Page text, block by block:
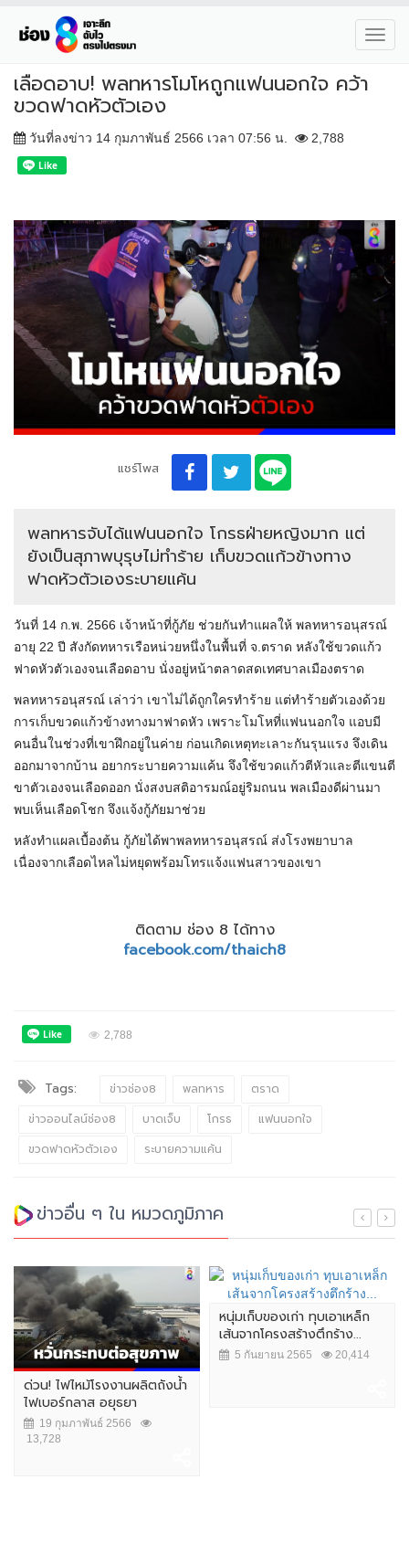
เลือดอาบ! พลทหารโมโหถูกแฟนนอกใจ คว้า
ขวดฟาดหัวตัวเอง
วันที่ลงข่าว 14 กุมภาพันธ์ 2566 เวลา 07:56 น. 2,788
แชร์โพส
พลทหารจับได้แฟนนอกใจ โกรธฝ่ายหญิงมาก แต่
ยังเป็นสุภาพบุรุษไม่ทำร้าย เก็บขวดแก้วข้างทาง
ฟาดหัวตัวเองระบายแค้น
วันที่ 14 ก.พ. 2566 เจ้าหน้าที่กู้ภัย ช่วยกันทำแผลให้ พลทหารอนุสรณ์
อายุ 22 ปี สังกัดทหารเรือหน่วยหนึ่งในพื้นที่ จ.ตราด หลังใช้ขวดแก้ว
ฟาดหัวตัวเองจนเลือดอาบ นั่งอยู่หน้าตลาดสดเทศบาลเมืองตราด
พลทหารอนุสรณ์ เล่าว่า เขาไม่ได้ถูกใครทำร้าย แต่ทำร้ายตัวเองด้วย
การเก็บขวดแก้วข้างทางมาฟาดหัว เพราะโมโหที่แฟนนอกใจ แอบมี
คนอื่นในช่วงที่เขาฝึกอยู่ในค่าย ก่อนเกิดเหตุทะเลาะกันรุนแรง จึงเดิน
ออกมาจากบ้าน อยากระบายความแค้น จึงใช้ขวดแก้วตีหัวและตีแขนตี
ขาตัวเองจนเลือดออก นั่งสงบสติอารมณ์อยู่ริมถนน พลเมืองดีผ่านมา
พบเห็นเลือดโชก จึงแจ้งกู้ภัยมาช่วย
หลังทำแผลเบื้องต้น กู้ภัยได้พาพลทหารอนุสรณ์ ส่งโรงพยาบาล
เนื่องจากเลือดไหลไม่หยุดพร้อมโทรแจ้งแฟนสาวของเขา
ติดตาม ช่อง 8 ได้ทาง
facebook.com/thaich8
2,788
Tags: ข่าวช่อง8 พลทหาร
ตราด
ข่าวออนไลน์ช่อง8
บาดเจ็บ โกรธ
แฟนนอกใจ
ขวดฟาดหัวตัวเอง
ระบายความแค้น
ข่าวอื่น ๆ ใน หมวดภูมิภาค
ด่วน! ไฟไหม้โรงงานผลิตถังน้ำ
ไฟเบอร์กลาส อยุธยา
19 กุมภาพันธ์ 2566
13,728
หนุ่มเก็บของเก่า ทุบเอาเหล็ก
เส้นจากโครงสร้างตึกร้าง...
5 กันยายน 2565 20,414